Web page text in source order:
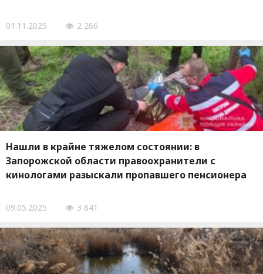
01.11.2025 2 266
Нашли в крайне тяжелом состоянии: в
Запорожской области правоохранители с
кинологами разыскали пропавшего пенсионера
09.05.2025 3 841